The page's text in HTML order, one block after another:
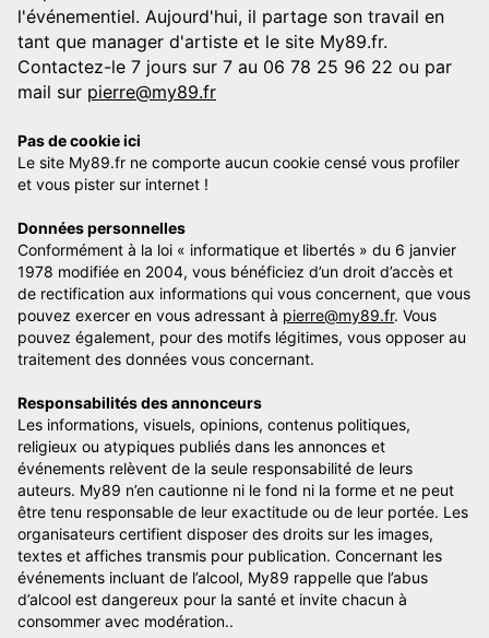
l'événementiel. Aujourd'hui, il partage son travail en
tant que manager d'artiste et le site My89.fr.
Contactez-le 7 jours sur 7 au 06 78 25 96 22 ou par
mail sur pierre@my89.fr
Pas de cookie ici
Le site My89.fr ne comporte aucun cookie censé vous profiler
et vous pister sur internet !
Données personnelles
Conformément à la loi « informatique et libertés » du 6 janvier
1978 modifiée en 2004, vous bénéficiez d’un droit d’accès et
de rectification aux informations qui vous concernent, que vous
pouvez exercer en vous adressant à pierre@my89.fr. Vous
pouvez également, pour des motifs légitimes, vous opposer au
traitement des données vous concernant.
Responsabilités des annonceurs
Les informations, visuels, opinions, contenus politiques,
religieux ou atypiques publiés dans les annonces et
événements relèvent de la seule responsabilité de leurs
auteurs. My89 n’en cautionne ni le fond ni la forme et ne peut
être tenu responsable de leur exactitude ou de leur portée. Les
organisateurs certifient disposer des droits sur les images,
textes et affiches transmis pour publication. Concernant les
événements incluant de l’alcool, My89 rappelle que l’abus
d’alcool est dangereux pour la santé et invite chacun à
consommer avec modération..